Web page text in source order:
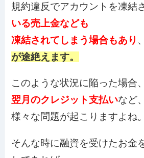
規約違反でアカウントを凍結
いる売上金なども
凍結されてしまう場合もあり
が途絶えます。
このような状況に陥った場合、
翌月のクレジット支払いなど、
様々な問題が起こりますよね。
そんな時に融資を受けたお金